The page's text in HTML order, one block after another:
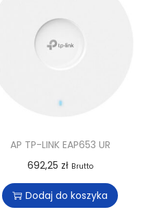
AP TP-LINK EAP653 UR
692,25 zł Brutto
Dodaj do koszyka